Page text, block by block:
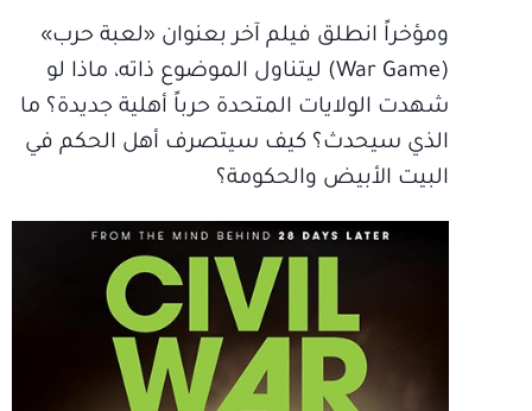
ومؤخراً انطلق فيلم آخر بعنوان «لعبة حرب»
(War Game) ليتناول الموضوع ذاته، ماذا لو
شهدت الولايات المتحدة حرباً أهلية جديدة؟ ما
الذي سيحدث؟ كيف سيتصرف أهل الحكم في
البيت الأبيض والحكومة؟